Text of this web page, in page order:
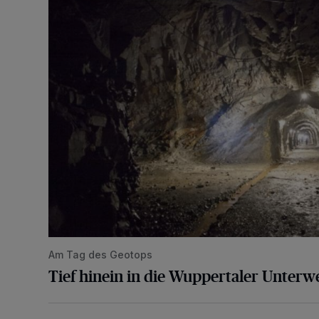
Am Tag des Geotops
Tief hinein in die Wuppertaler